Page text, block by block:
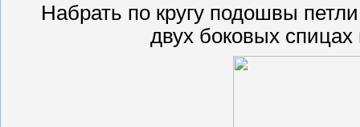
Набрать по кругу подошвы
двух боковых